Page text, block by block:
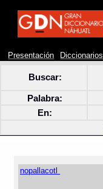
Presentación Diccionarios
Buscar:
Palabra:
En:
nopallacotl